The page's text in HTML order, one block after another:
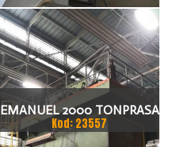
EMANUEL 2000 TONPRASA
HYDRAULICZNA 3200 X
Kod: 23557